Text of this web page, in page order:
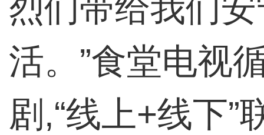
烈们带给我们
活。”食堂电视
剧,“线上+线下”